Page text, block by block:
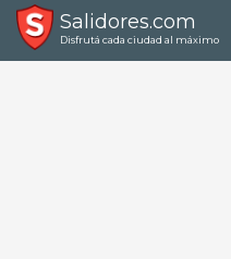
Salidores.com
Disfrutá cada ciudad al máximo